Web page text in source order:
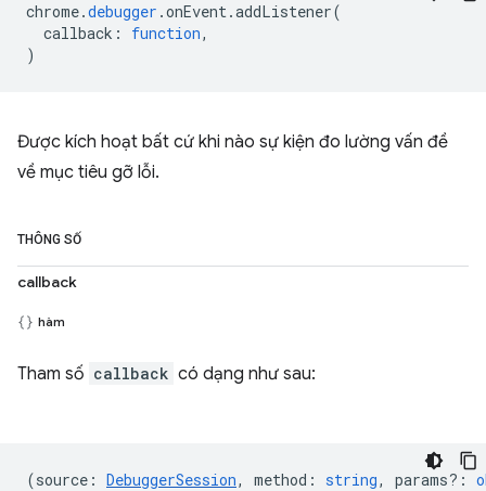
chrome.debugger .onEvent.addListener(
callback : function,
)
Được kích hoạt bất cứ khi nào sự kiện đo lường vấn đề
về mục tiêu gỡ lỗi.
THÔNG SỐ
callback
hàm
Tham số callback có dạng như sau:
(source : DebuggerSession, method : string, params? :